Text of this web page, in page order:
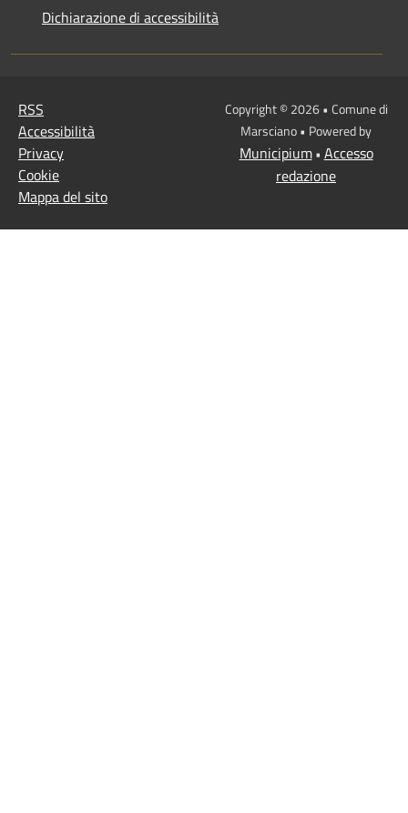
Dichiarazione di accessibilità
RSS
Accessibilità
Privacy
Cookie
Mappa del sito
Copyright © 2026 • Comune di
Marsciano • Powered by
Municipium• Accesso
redazione